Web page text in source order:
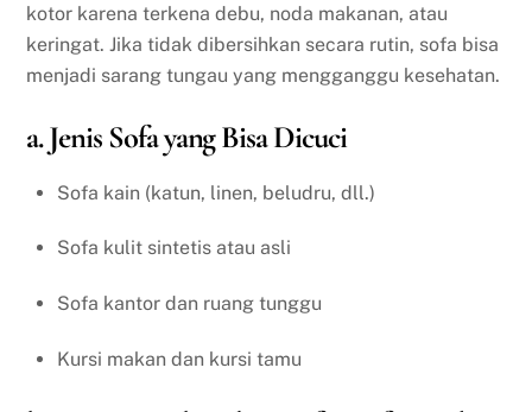
kotor karena terkena debu, noda makanan, atau
keringat. Jika tidak dibersihkan secara rutin, sofa bisa
menjadi sarang tungau yang mengganggu kesehatan.
a. Jenis Sofa yang Bisa Dicuci
Sofa kain (katun, linen, beludru, dll.)
Sofa kulit sintetis atau asli
Sofa kantor dan ruang tunggu
Kursi makan dan kursi tamu